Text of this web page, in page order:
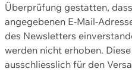
Überprüfung gestatten,
angegebenen E-Mail-
des Newsletters
werden nicht erhoben.
ausschliesslich für den